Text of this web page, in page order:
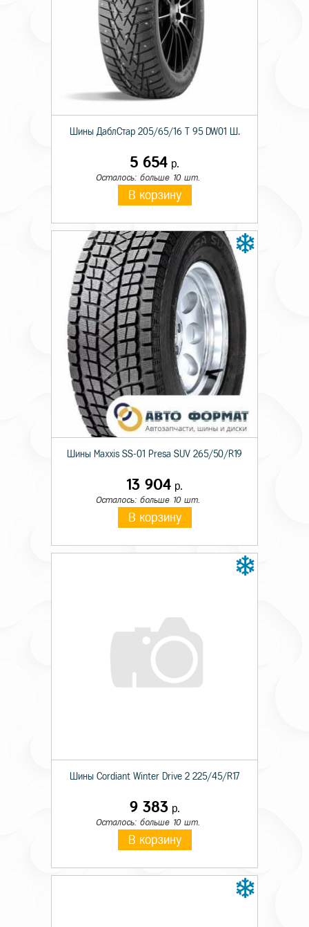
Шины ДаблСтар 205/65/16 T 95 DW01 Ш.
5 654 р.
Осталось: больше 10 шт.
В корзину
Шины Maxxis SS-01 Presa SUV 265/50/R19
13 904 р.
Осталось: больше 10 шт.
В корзину
Шины Cordiant Winter Drive 2 225/45/R17
9 383р.
Осталось: больше 10 шт.
В корзину